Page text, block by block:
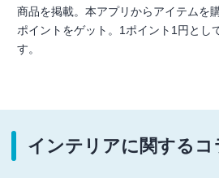
商品を掲載。本アプリからアイテムを
ポイントをゲット。1ポイント1円とし
す。
インテリアに関するコ